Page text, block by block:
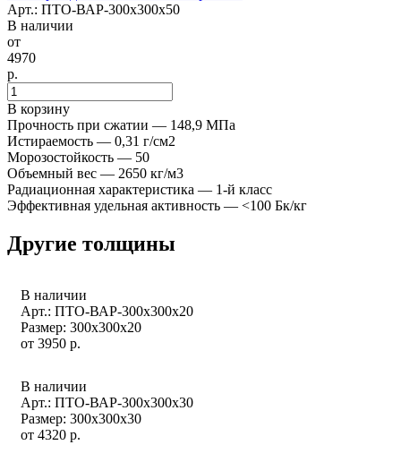
Арт.: ПТО-ВАР-300х300х50
В наличии
от
4970
р.
В корзину
Прочность при сжатии — 148,9 МПа
Истираемость — 0,31 г/см2
Морозостойкость — 50
Объемный вес — 2650 кг/м3
Радиационная характеристика — 1-й класс
Эффективная удельная активность — <100 Бк/кг
Другие толщины
В наличии
Арт.: ПТО-ВАР-300х300х20
Размер: 300x300x20
от 3950 р.
В наличии
Арт.: ПТО-ВАР-300х300х30
Размер: 300x300x30
от 4320 р.